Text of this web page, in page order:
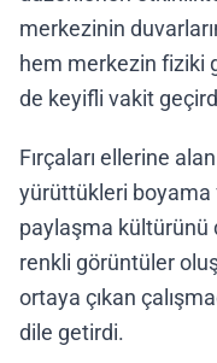
merkezinin
hem merkezin fiziki
de keyifli vakit
Fırçaları ellerine
yürüttükleri boyama
paylaşma kültürünü
renkli görüntüler
ortaya çıkan
dile getirdi.